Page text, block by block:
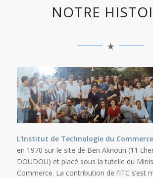
NOTRE
L’Institut de Technologie du Commerce
en 1970 sur le site de Ben Aknoun (11
DOUDOU) et placé sous la tutelle du
Commerce. La contribution de l’ITC s’est